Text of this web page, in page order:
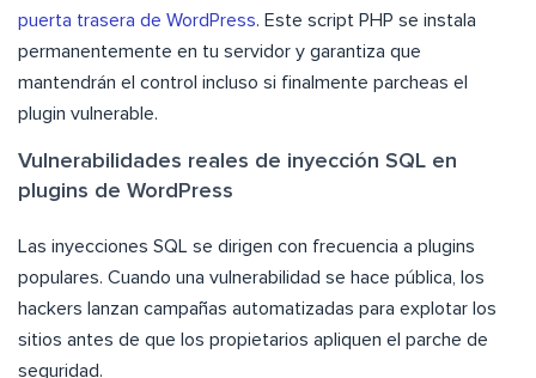
puerta trasera de WordPress. Este script PHP se instala
permanentemente en tu servidor y garantiza que
mantendrán el control incluso si finalmente parcheas el
plugin vulnerable.
Vulnerabilidades reales de inyección SQL en
plugins de WordPress
Las inyecciones SQL se dirigen con frecuencia a plugins
populares. Cuando una vulnerabilidad se hace pública, los
hackers lanzan campañas automatizadas para explotar los
sitios antes de que los propietarios apliquen el parche de
seguridad.